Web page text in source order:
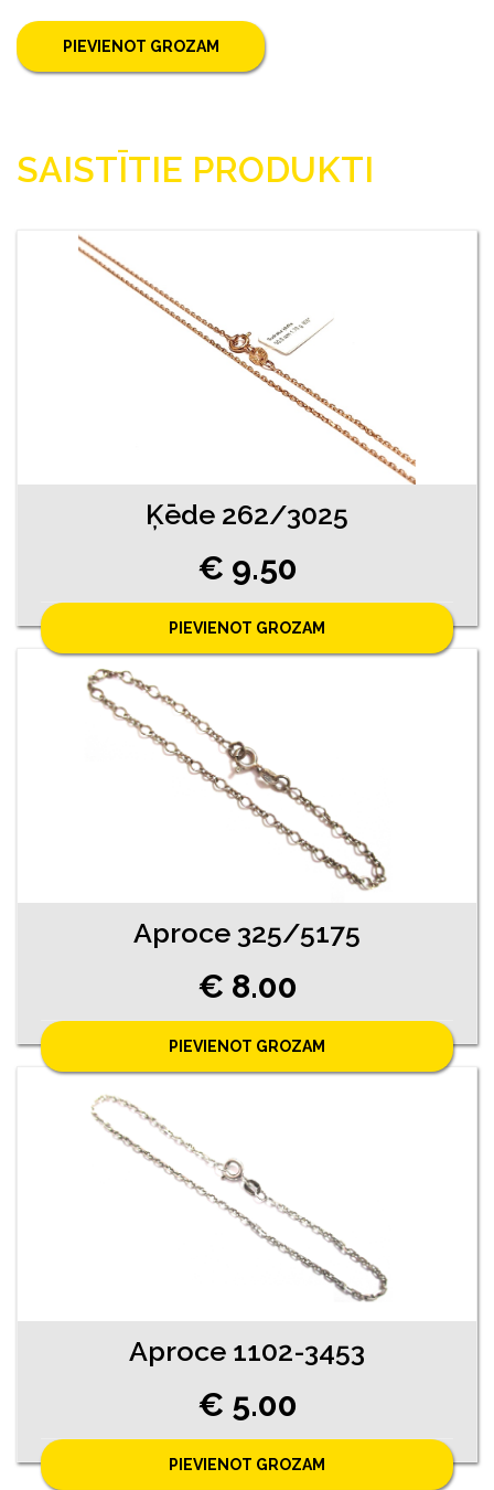
PIEVIENOT GROZAM
SAISTĪTIE PRODUKTI
Ķēde 262/3025
€ 9.50
PIEVIENOT GROZAM
Aproce 325/5175
€ 8.00
PIEVIENOT GROZAM
Aproce 1102-3453
€ 5.00
PIEVIENOT GROZAM